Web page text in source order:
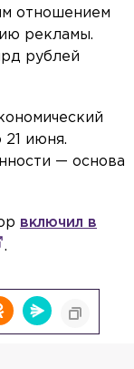
отношением
рекламы.
рублей
21 июня.
— основа
включил в
.